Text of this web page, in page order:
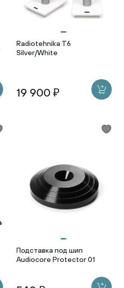
Radiotehnika T6
Silver/White
19 900 ₽
Подставка под шип
Audiocore Protector 01